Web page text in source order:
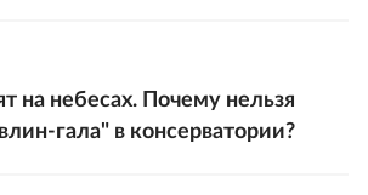
на небесах. Почему нельзя
гала" в консерватории?